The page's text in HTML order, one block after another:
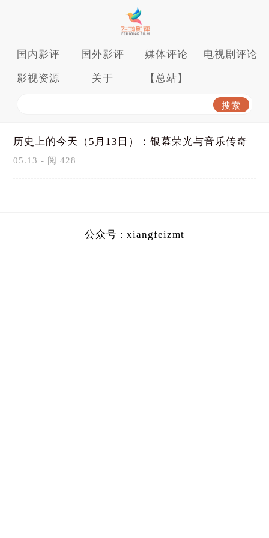
国内影评 国外影评 媒体评论 电视剧评论
影视资源 关于 【总站】
历史上的今天（5月13日）：银幕荣光与音乐传奇
05.13 - 阅 428
公众号 : xiangfeizmt